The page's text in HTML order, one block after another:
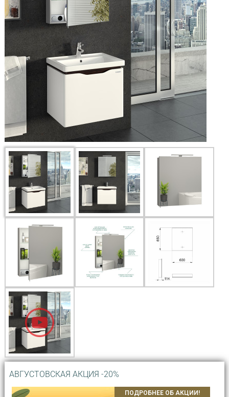
АВГУСТОВСКАЯ АКЦИЯ -20%
ПОДРОБНЕЕ ОБ АКЦИИ!